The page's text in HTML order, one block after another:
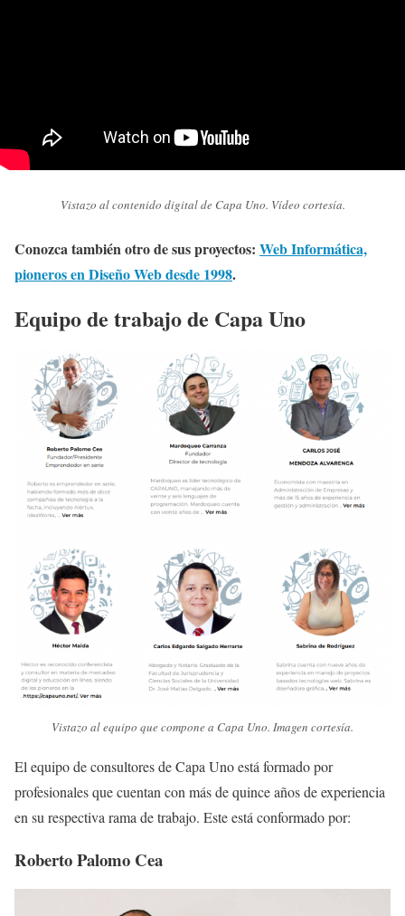
Vistazo al contenido digital de Capa Uno. Vídeo cortesía.
Conozca también otro de sus proyectos: Web Informática,
pioneros en Diseño Web desde 1998.
Equipo de trabajo de Capa Uno
Vistazo al equipo que compone a Capa Uno. Imagen cortesía.
El equipo de consultores de Capa Uno está formado por
profesionales que cuentan con más de quince años de experiencia
en su respectiva rama de trabajo. Este está conformado por:
Roberto Palomo Cea